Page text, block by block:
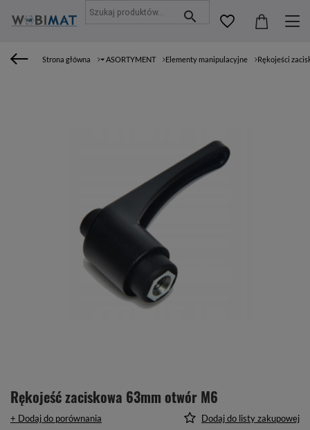
Strona główna ⏷ ASORTYMENT Elementy manipulacyjne Rękojeści
Rękojeść zaciskowa 63mm otwór M6
+ Dodaj do porównania Dodaj do listy zakupowej